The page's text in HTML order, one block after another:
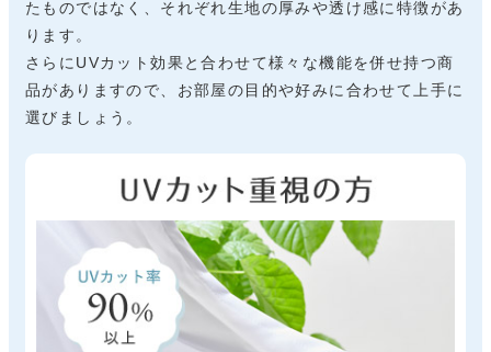
たものではなく、それぞれ生地の厚みや透け感に特徴があ
ります。
さらにUVカット効果と合わせて様々な機能を併せ持つ商
品がありますので、お部屋の目的や好みに合わせて上手に
選びましょう。